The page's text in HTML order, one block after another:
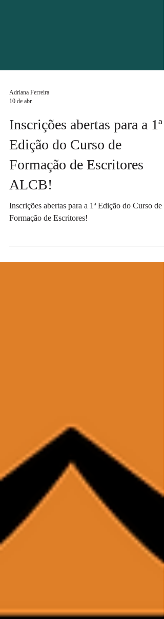
10 de abr.
Inscrições abertas para a 1ª
Edição do Curso de
Formação de Escritores
ALCB!
Inscrições abertas para a 1ª Edição do Curso de